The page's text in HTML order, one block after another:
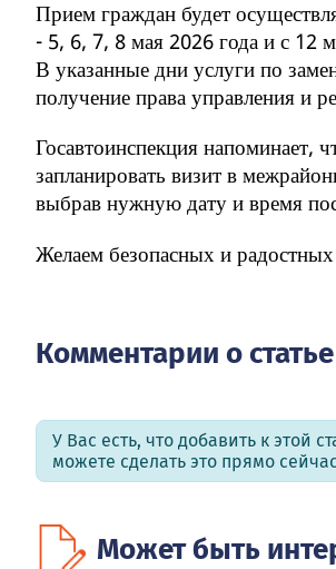
Прием граждан будет
- 5, 6, 7, 8 мая 2026 года и с 12
В указанные дни услуги по
получение права управления и
Госавтоинспекция напоминает,
запланировать визит в
выбрав нужную дату и время
Желаем безопасных и
Комментарии о статье
У Вас есть, что добавить к этой
можете сделать это прямо сейчас
Может быть